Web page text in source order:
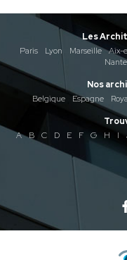
Les
Paris
Lyon Marseille Aix-
Nos
Belgique
Espagne
A
B C D E F G H I